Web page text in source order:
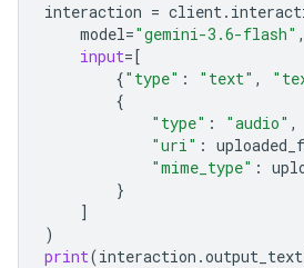
interaction = client.
model="gemini-3.6-flash" ,
input=[
{"type" : "text" ,
{
"type" : "audio" ,
"uri" :
"mime_type" :
}
]
)
print(interaction .output_text